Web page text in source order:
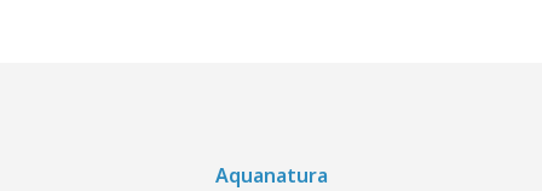
Aquanatura